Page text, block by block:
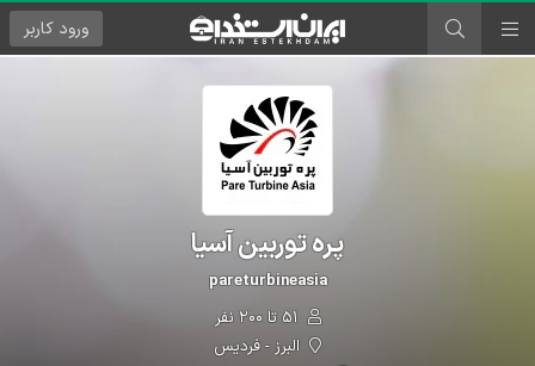
ورود کاربر
پره توربین آسیا
pareturbineasia
البرز - فردیس